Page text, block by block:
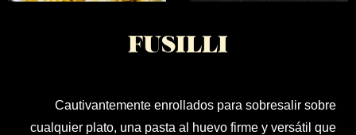
PRODUCTOS
TRATTORIA
FUSILLI
Cautivantemente enrollados para sobresalir sobre
cualquier plato, una pasta al huevo firme y versátil que